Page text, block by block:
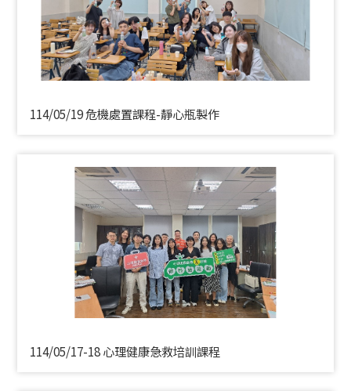
114/05/19 危機處置課程-靜心瓶製作
114/05/17-18 心理健康急救培訓課程